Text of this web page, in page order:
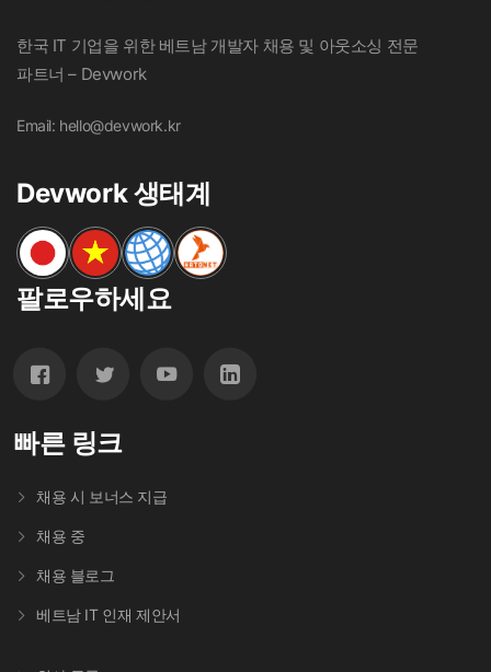
한국 IT 기업을 위한 베트남 개발자 채용 및 아웃소싱 전문
파트너 – Devwork
Email: hello@devwork.kr
Devwork 생태계
팔로우하세요
빠른 링크
채용 시 보너스 지급
채용 중
채용 블로그
베트남 IT 인재 제안서